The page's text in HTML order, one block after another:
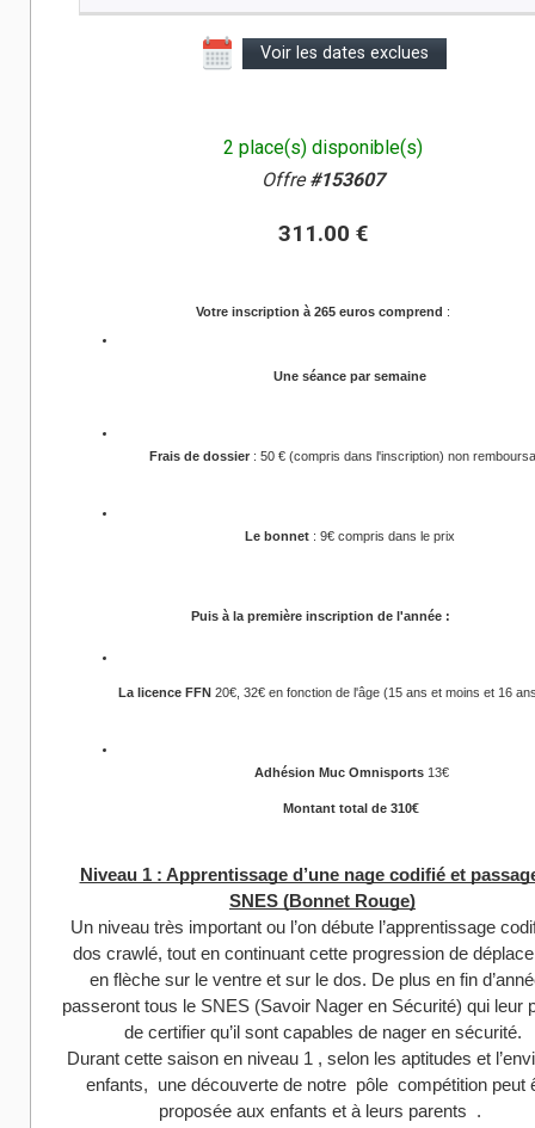
Voir les dates exclues
2 place(s) disponible(s)
Offre#153607
311.00 €
Votre inscription à 265 euros comprend :
Une séance par semaine
Frais de dossier : 50 € (compris dans l'inscription) non
Le bonnet : 9€ compris dans le prix
Puis à la première inscription de l'année :
La licence FFN 20€, 32€ en fonction de l'âge (15 ans et moins et 16
Adhésion Muc Omnisports 13€
Montant total de 310€
Niveau 1 : Apprentissage d’une nage codifié et
SNES (Bonnet Rouge)
Un niveau très important ou l’on débute l’apprentissage
dos crawlé, tout en continuant cette progression de
en flèche sur le ventre et sur le dos. De plus en fin
passeront tous le SNES (Savoir Nager en Sécurité) qui leur
de certifier qu’il sont capables de nager en sécurité.
Durant cette saison en niveau 1 , selon les aptitudes et
enfants, une découverte de notre pôle compétition peut
proposée aux enfants et à leurs parents .